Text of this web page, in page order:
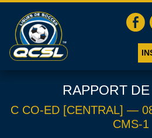
RAPPORT
C CO-ED [CENTRAL] —
CMS-1